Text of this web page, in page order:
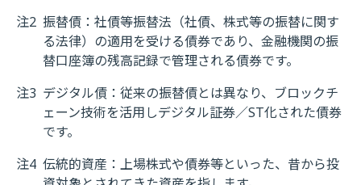
注2 振替債：社債等振替法（社債、株式等の振替に関す
る法律）の適用を受ける債券であり、金融機関の振
替口座簿の残高記録で管理される債券です。
注3 デジタル債：従来の振替債とは異なり、ブロックチ
ェーン技術を活用しデジタル証券／ST化された債券
です。
注4 伝統的資産：上場株式や債券等といった、昔から投